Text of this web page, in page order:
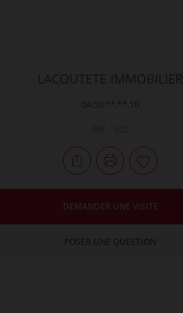
LACOUTETE IMMOBILIER
04.50.**.**.10
DEMANDER UNE VISITE
POSER UNE QUESTION